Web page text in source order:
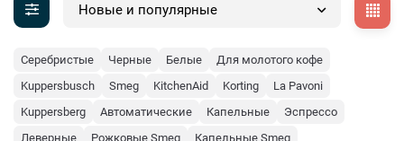
Новые и популярные
Серебристые Черные Белые
Для молотого кофе
Kuppersbusch
Smeg KitchenAid Korting
La Pavoni
Kuppersberg
Автоматические Капельные
Эспрессо
Леверные
Рожковые Smeg
Капельные Smeg